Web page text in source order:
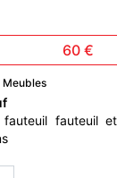
60 €
Meubles
fauteuil